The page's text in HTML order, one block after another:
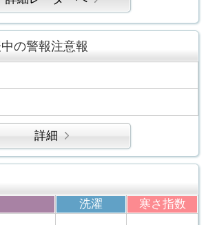
の警報注意報
詳細
洗濯 寒さ指数